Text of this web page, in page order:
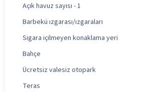
Açık havuz sayısı - 1
Barbekü ızgarası/ızgaraları
Sigara içilmeyen konaklama yeri
Bahçe
Ücretsiz valesiz otopark
Teras